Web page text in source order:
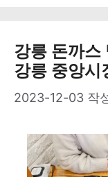
강릉 돈까스
강릉 중앙시
2023-12-03 작